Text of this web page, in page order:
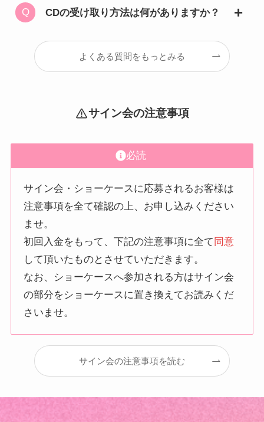
CDの受け取り方法は何がありますか？
よくある質問をもっとみる
サイン会の注意事項
必読
サイン会・ショーケースに応募されるお客様は
注意事項を全て確認の上、お申し込みください
ませ。
初回入金をもって、下記の注意事項に全て 同意
して頂いたものとさせていただきます。
なお、ショーケースへ参加される方はサイン会
の部分をショーケースに置き換えてお読みくだ
さいませ。
サイン会の注意事項を読む